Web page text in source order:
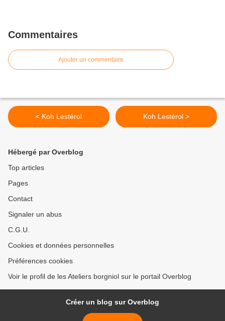
Commentaires
Ajouter un commentaire
< Koh Lestérol Koh Lestérol >
Hébergé par Overblog
Top articles
Pages
Contact
Signaler un abus
C.G.U.
Cookies et données personnelles
Préférences cookies
Voir le profil de les Ateliers borgniol sur le portail Overblog
Créer un blog sur Overblog